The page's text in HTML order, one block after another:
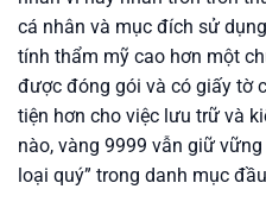
cá nhân và mục đích sử
tính thẩm mỹ cao hơn một
được đóng gói và có giấy tờ
tiện hơn cho việc lưu trữ và
nào, vàng 9999 vẫn giữ
loại quý” trong danh mục